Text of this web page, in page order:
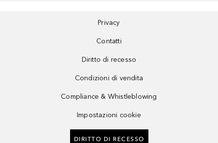
Privacy
Contatti
Diritto di recesso
Condizioni di vendita
Compliance & Whistleblowing
Impostazioni cookie
DIRITTO DI RECESSO